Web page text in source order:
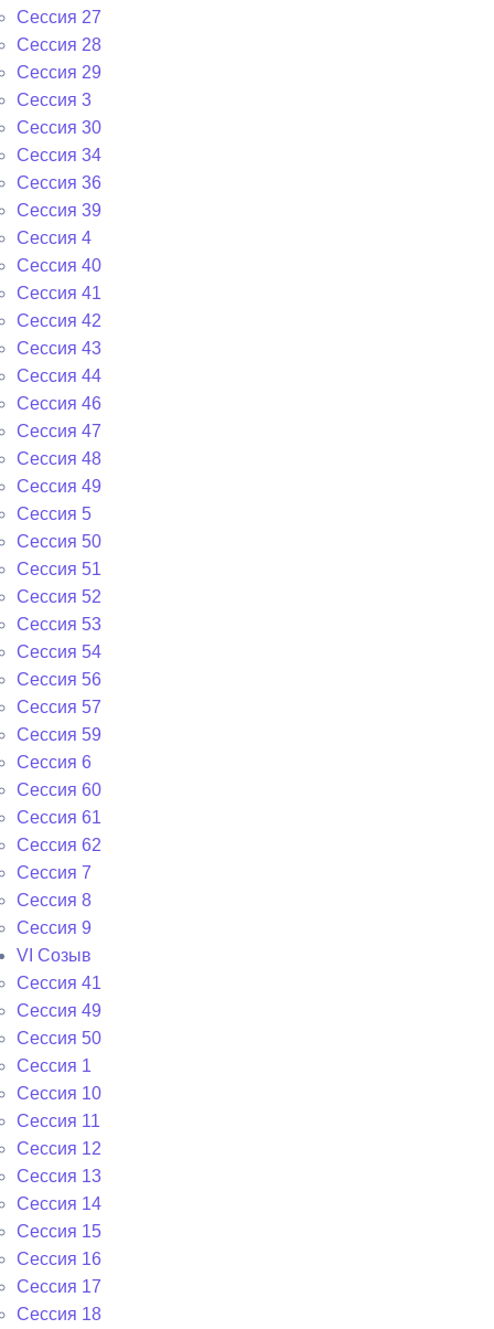
Сессия 27
Сессия 28
Сессия 29
Сессия 3
Сессия 30
Сессия 34
Сессия 36
Сессия 39
Сессия 4
Сессия 40
Сессия 41
Сессия 42
Сессия 43
Сессия 44
Сессия 46
Сессия 47
Сессия 48
Сессия 49
Сессия 5
Сессия 50
Сессия 51
Сессия 52
Сессия 53
Сессия 54
Сессия 56
Сессия 57
Сессия 59
Сессия 6
Сессия 60
Сессия 61
Сессия 62
Сессия 7
Сессия 8
Сессия 9
VI Cозыв
Cессия 41
Cессия 49
Cессия 50
Сессия 1
Сессия 10
Сессия 11
Сессия 12
Сессия 13
Сессия 14
Сессия 15
Сессия 16
Сессия 17
Сессия 18